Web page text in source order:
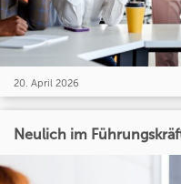
20. April 2026
Neulich im